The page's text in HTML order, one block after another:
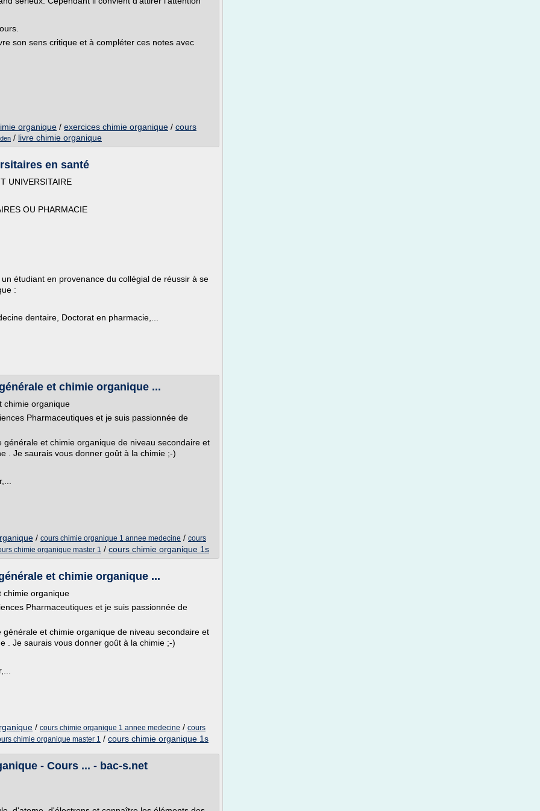
son sens critique et à compléter ces notes avec
organique / exercices chimie organique / cours
/ livre chimie organique
en santé
UNIVERSITAIRE
OU PHARMACIE
étudiant en provenance du collégial de réussir à se
:
dentaire, Doctorat en pharmacie,...
et chimie organique ...
chimie organique
Pharmaceutiques et je suis passionnée de
et chimie organique de niveau secondaire et
. Je saurais vous donner goût à la chimie ;-)
/ cours chimie organique 1 annee medecine / cours
chimie organique master 1 / cours chimie organique 1s
et chimie organique ...
chimie organique
Pharmaceutiques et je suis passionnée de
et chimie organique de niveau secondaire et
. Je saurais vous donner goût à la chimie ;-)
/ cours chimie organique 1 annee medecine / cours
chimie organique master 1 / cours chimie organique 1s
- Cours ... - bac-s.net